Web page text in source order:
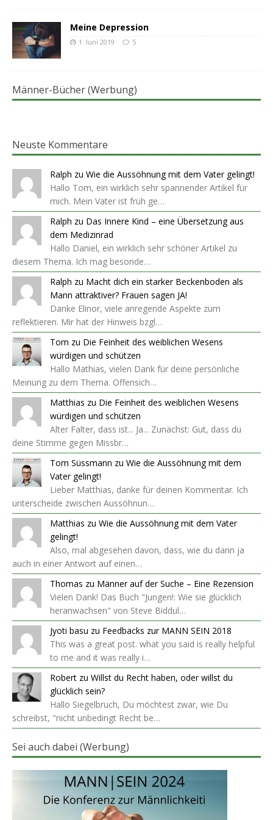
Meine Depression
1. Juni 2019 5
Männer-Bücher (Werbung)
Neuste Kommentare
Ralph zu Wie die Aussöhnung mit dem Vater gelingt!
Hallo Tom, ein wirklich sehr spannender Artikel für
mich. Mein Vater ist früh ge…
Ralph zu Das Innere Kind – eine Übersetzung aus
dem Medizinrad
Hallo Daniel, ein wirklich sehr schöner Artikel zu
diesem Thema. Ich mag besonde…
Ralph zu Macht dich ein starker Beckenboden als
Mann attraktiver? Frauen sagen JA!
Danke Elinor, viele anregende Aspekte zum
reflektieren. Mir hat der Hinweis bzgl…
Tom zu Die Feinheit des weiblichen Wesens
würdigen und schützen
Hallo Mathias, vielen Dank für deine persönliche
Meinung zu dem Thema. Offensich…
Matthias zu Die Feinheit des weiblichen Wesens
würdigen und schützen
Alter Falter, dass ist... Ja... Zunächst: Gut, dass du
deine Stimme gegen Missbr…
Tom Süssmann zu Wie die Aussöhnung mit dem
Vater gelingt!
Lieber Matthias, danke für deinen Kommentar. Ich
unterscheide zwischen Aussöhnun…
Matthias zu Wie die Aussöhnung mit dem Vater
gelingt!
Also, mal abgesehen davon, dass, wie du dann ja
auch in einer Antwort auf einen…
Thomas zu Männer auf der Suche – Eine Rezension
Vielen Dank! Das Buch "Jungen!: Wie sie glücklich
heranwachsen" von Steve Biddul…
Jyoti basu zu Feedbacks zur MANN SEIN 2018
This was a great post. what you said is really helpful
to me and it was really i…
Robert zu Willst du Recht haben, oder willst du
glücklich sein?
Hallo Siegelbruch, Du möchtest zwar, wie Du
schreibst, "nicht unbedingt Recht be…
Sei auch dabei (Werbung)